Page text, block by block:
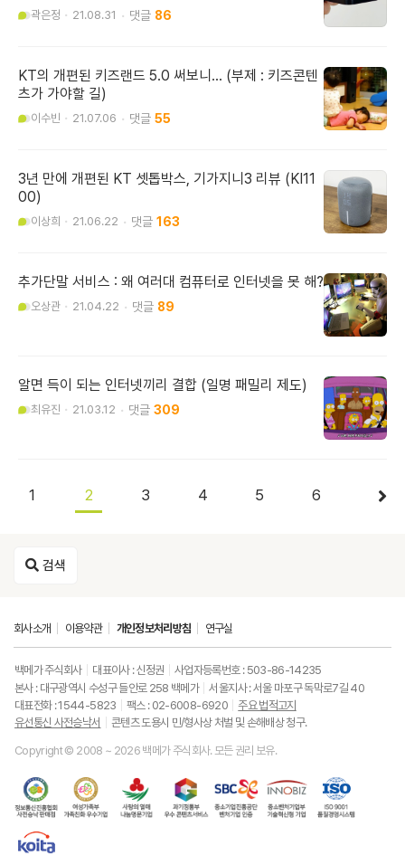
곽은정 21.08.31 86
KT의 개편된 키즈랜드 5.0 써보니... (부제 : 키즈콘텐
츠가 가야할 길)
이수빈 21.07.06 55
3년 만에 개편된 KT 셋톱박스, 기가지니3 리뷰 (KI11
00)
이상희 21.06.22 163
추가단말 서비스 : 왜 여러대 컴퓨터로 인터넷을 못 해?
오상관 21.04.22 89
알면 득이 되는 인터넷끼리 결합 (일명 패밀리 제도)
최유진 21.03.12 309
1 2 3 4 5 6
검색
회사소개 이용약관 개인정보처리방침 연구실
백메가 주식회사 대표이사 : 신정권
사업자등록번호 : 503-86-14235
본사 : 대구광역시 수성구 들안로 258 백메가
서울지사 : 서울 마포구 독막로7길 40
대표전화 : 1544-5823
팩스 : 02-6008-6920
주요 법적고지
유선통신 사전승낙서
콘텐츠 도용시 민/형사상 처벌 및 손해배상 청구.
Copyright © 2008 ~ 2026 백메가 주식회사. 모든 권리 보유.
정
보
신
가
랑
의
열
통
중
소
기
업
중
소
벤
처
ISO9001
경
국